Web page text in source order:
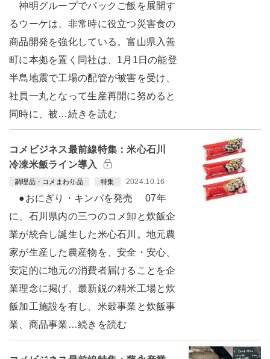
神明グループでパックご飯を展開す
るウーケは、非常時に役立つ災害食の
商品開発を強化している。富山県入善
町に本拠を置く同社は、1月1日の能登
半島地震で工場の配管が被害を受け、
社員一丸となって生産再開に努めると
同時に、被…続きを読む
コメビジネス最前線特集：米心石川
冷凍米飯ライン導入
調理品・コメまわり品 特集 2024.10.16
●おにぎり・キンパを発売 07年
に、石川県内の三つのコメ卸と炊飯企
業が統合し誕生した米心石川。地元農
家が生産した農産物を、安全・安心、
安定的に地元の消費者届けることを企
業理念に掲げ、最新鋭の精米工場と炊
飯加工施設を有し、米穀事業と炊飯事
業、商品事業…続きを読む